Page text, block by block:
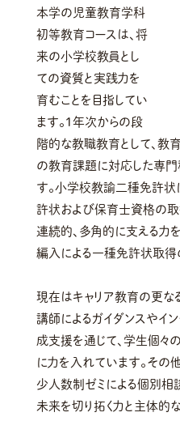
本学の児童教育学科
初等教育コースは、将
来の小学校教員とし
ての資質と実践力を
育むことを目指してい
ます。1年次からの段
階的な教職教育として、教
の教育課題に対応した専門
す。小学校教諭二種免許
許状および保育士資格の取
連続的、多角的に支える力
編入による一種免許状取得
現在はキャリア教育の更な
講師によるガイダンスやイ
成支援を通じて、学生個々
に力を入れています。その
少人数制ゼミによる個別相
未来を切り拓く力と主体的